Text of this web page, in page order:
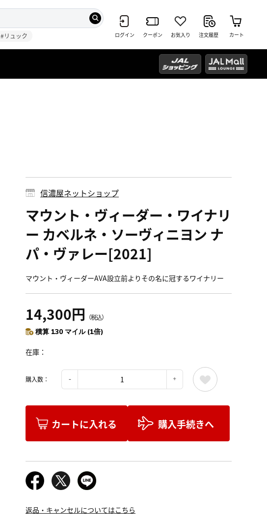
#リュック ログイン クーポン お気入り 注文履歴 カート
信濃屋ネットショップ
マウント・ヴィーダー・ワイナリ
ー カベルネ・ソーヴィニヨン ナ
パ・ヴァレー[2021]
マウント・ヴィーダーAVA設立前よりその名に冠するワイナリー
14,300円 （税込）
積算 130 マイル (1倍)
在庫
購入数：
カートに入れる 購入手続きへ
返品・キャンセルについてはこちら